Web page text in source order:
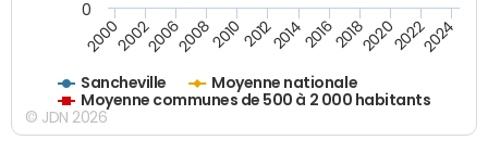
Sancheville
Moyenne nationale
Moyenne communes de 500 à 2 000 habitants
200020022006200820102012201420162018202020222024
0
© JDN 2026